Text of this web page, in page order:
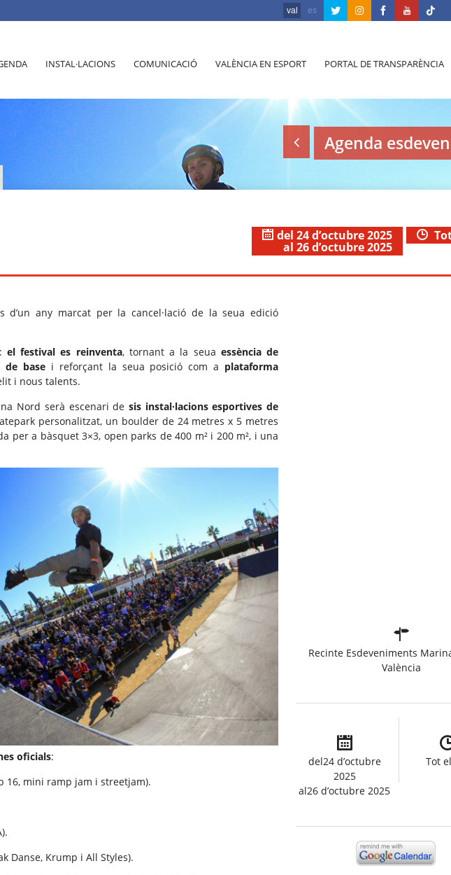
val es
INSTAL·LACIONS COMUNICACIÓ VALÈNCIA EN ESPORT PORTAL DE TRANSPARÈNCIA
Agenda
del 24 d’octubre 2025
al 26 d’octubre 2025
d’un any marcat per la cancel·lació de la seua edició
el festival es reinventa, tornant a la seua essència de
de base i reforçant la seua posició com a plataforma
i nous talents.
Nord serà escenari de sis instal·lacions esportives de
personalitzat, un boulder de 24 metres x 5 metres
per a bàsquet 3×3, open parks de 400 m² i 200 m², i una
oficials:
16, mini ramp jam i streetjam).
Danse, Krump i All Styles).
Recinte Esdeveniments
València
del24 d’octubre
2025
al26 d’octubre 2025
Tot